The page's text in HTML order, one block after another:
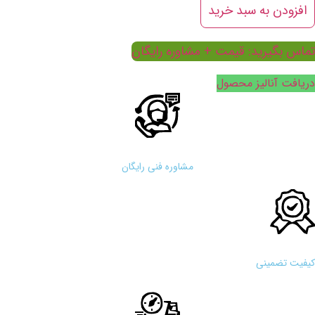
مونوهیدرات
عدد
افزودن به سبد خرید
تماس بگیرید: قیمت + مشاوره رایگان
دریافت آنالیز محصول
مشاوره فنی رایگان
کیفیت تضمینی